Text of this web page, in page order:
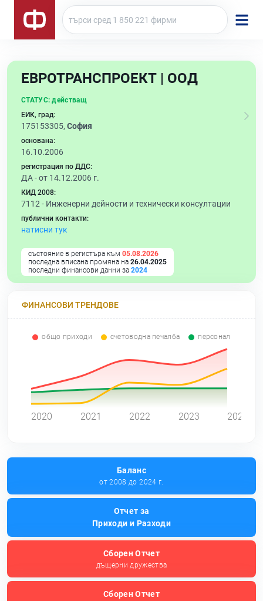
ЕВРОТРАНСПРОЕКТ | ООД
СТАТУС: действащ
ЕИК, град:
175153305, София
основана:
16.10.2006
регистрация по ДДС:
ДА - от 14.12.2006 г.
КИД 2008:
7112 - Инженерни дейности и технически консултации
публични контакти:
натисни тук
състояние в регистъра към 05.08.2026
последна вписана промяна на 26.04.2025
последни финансови данни за 2024
ФИНАНСОВИ ТРЕНДОВЕ
общо приходи счетоводна печалба персонал
2020 2021 2022 2023 2024
Баланс
от 2008 до 2024 г.
Отчет за
Приходи и Разходи
Сборен Отчет
дъщерни дружества
Сборен Отчет